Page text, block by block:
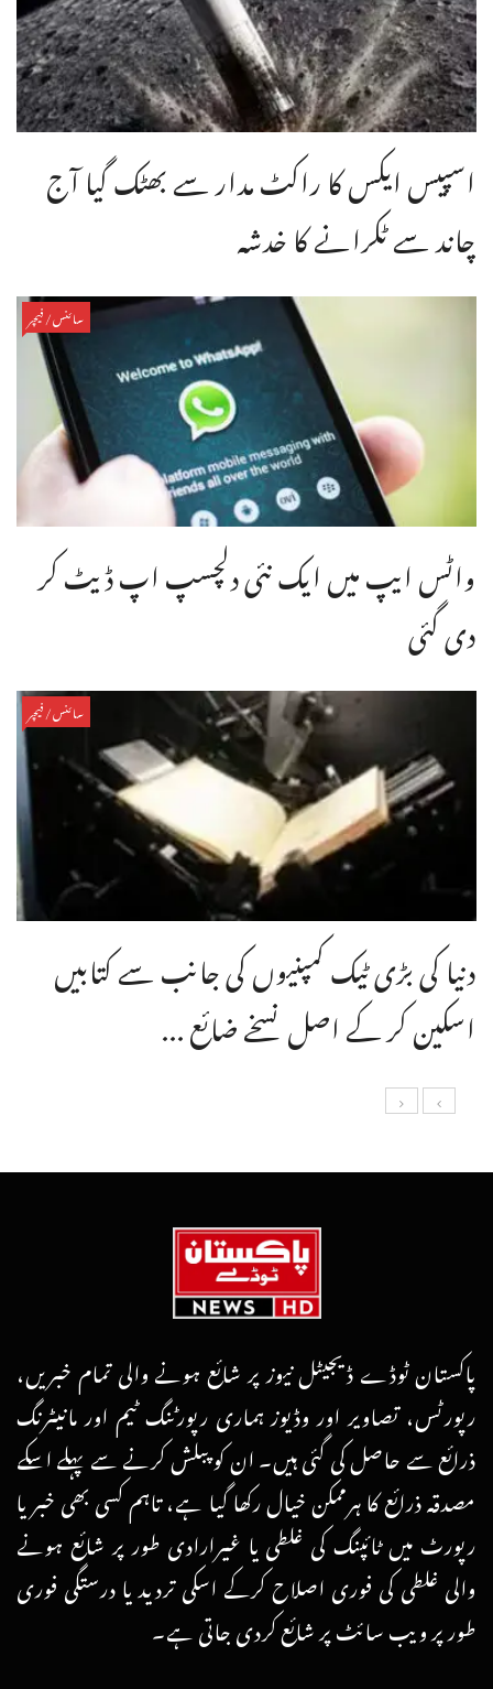
اسپیس ایکس کا راکٹ مدار سے بھٹک گیا آج
چاند سے ٹکرانے کا خدشہ
سائنس/فیچر
واٹس ایپ میں ایک نئی دلچسپ اپ ڈیٹ کر
دی گئی
سائنس/فیچر
دنیا کی بڑی ٹیک کمپنیوں کی جانب سے کتابیں
اسکین کر کے اصل نسخے ضائع ...
پاکستان ٹوڈے ڈیجیٹل نیوز پر شائع ہونے والی تمام خبریں،
رپورٹس، تصاویر اور وڈیوز ہماری رپورٹنگ ٹیم اور مانیٹرنگ
ذرائع سے حاصل کی گئی ہیں۔ ان کو پبلش کرنے سے پہلے اسکے
مصدقہ ذرائع کا ہرممکن خیال رکھا گیا ہے، تاہم کسی بھی خبر یا
رپورٹ میں ٹائپنگ کی غلطی یا غیرارادی طور پر شائع ہونے
والی غلطی کی فوری اصلاح کرکے اسکی تردید یا درستگی فوری
طور پر ویب سائٹ پر شائع کردی جاتی ہے۔